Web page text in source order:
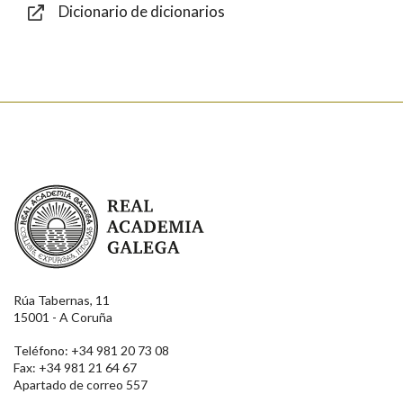
Dicionario de dicionarios
Real Academia Galega
Rúa Tabernas, 11
15001 - A Coruña
Teléfono: +34 981 20 73 08
Fax: +34 981 21 64 67
Apartado de correo 557